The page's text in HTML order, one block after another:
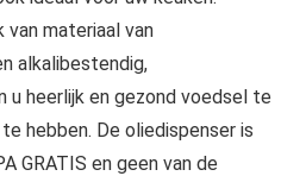
van materiaal van
alkalibestendig,
u heerlijk en gezond voedsel te
hebben. De oliedispenser is
GRATIS en geen van de